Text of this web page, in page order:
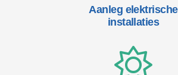
Aanleg elektrische
installaties